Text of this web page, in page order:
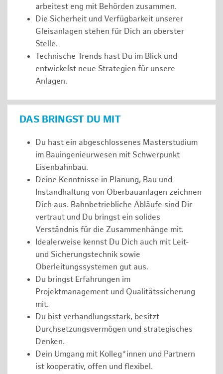
arbeitest eng mit Behörden zusammen.
Die Sicherheit und Verfügbarkeit unserer
Gleisanlagen stehen für Dich an oberster
Stelle.
Technische Trends hast Du im Blick und
entwickelst neue Strategien für unsere
Anlagen.
DAS BRINGST DU MIT
Du hast ein abgeschlossenes Masterstudium
im Bauingenieurwesen mit Schwerpunkt
Eisenbahnbau.
Deine Kenntnisse in Planung, Bau und
Instandhaltung von Oberbauanlagen zeichnen
Dich aus. Bahnbetriebliche Abläufe sind Dir
vertraut und Du bringst ein solides
Verständnis für die Zusammenhänge mit.
Idealerweise kennst Du Dich auch mit Leit-
und Sicherungstechnik sowie
Oberleitungssystemen gut aus.
Du bringst Erfahrungen im
Projektmanagement und Qualitätssicherung
mit.
Du bist verhandlungsstark, besitzt
Durchsetzungsvermögen und strategisches
Denken.
Dein Umgang mit Kolleg*innen und Partnern
ist kooperativ, offen und flexibel.